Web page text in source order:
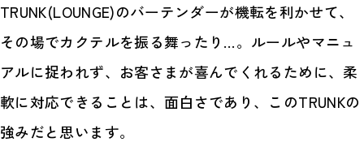
TRUNK(LOUNGE)のバーテンダーが機転を利かせて、
その場でカクテルを振る舞ったり…。ルールやマニュ
アルに捉われず、お客さまが喜んでくれるために、柔
軟に対応できることは、面白さであり、このTRUNKの
強みだと思います。